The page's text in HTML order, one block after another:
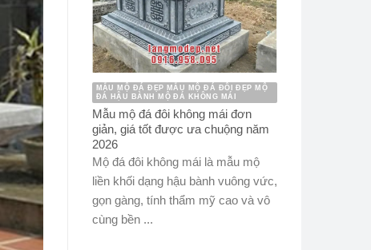
MẪU MỘ ĐÁ ĐẸP MẪU MỘ ĐÁ ĐÔI ĐẸP MỘ
ĐÁ HẬU BÀNH MỘ ĐÁ KHÔNG MÁI
Mẫu mộ đá đôi không mái đơn
giản, giá tốt được ưa chuộng năm
2026
Mộ đá đôi không mái là mẫu mộ
liền khối dạng hậu bành vuông vức,
gọn gàng, tính thẩm mỹ cao và vô
cùng bền ...